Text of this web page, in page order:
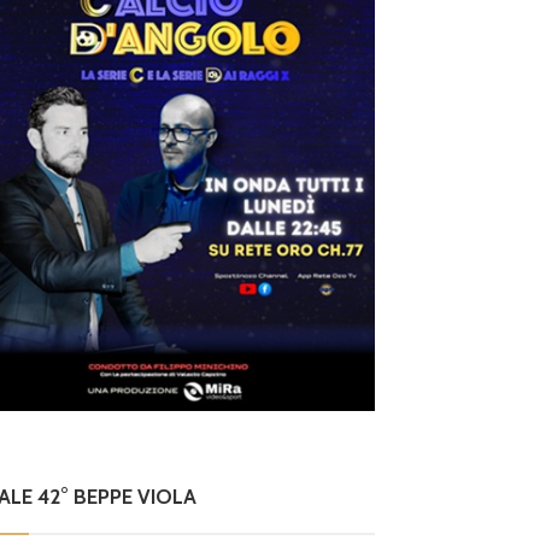
42° BEPPE VIOLA